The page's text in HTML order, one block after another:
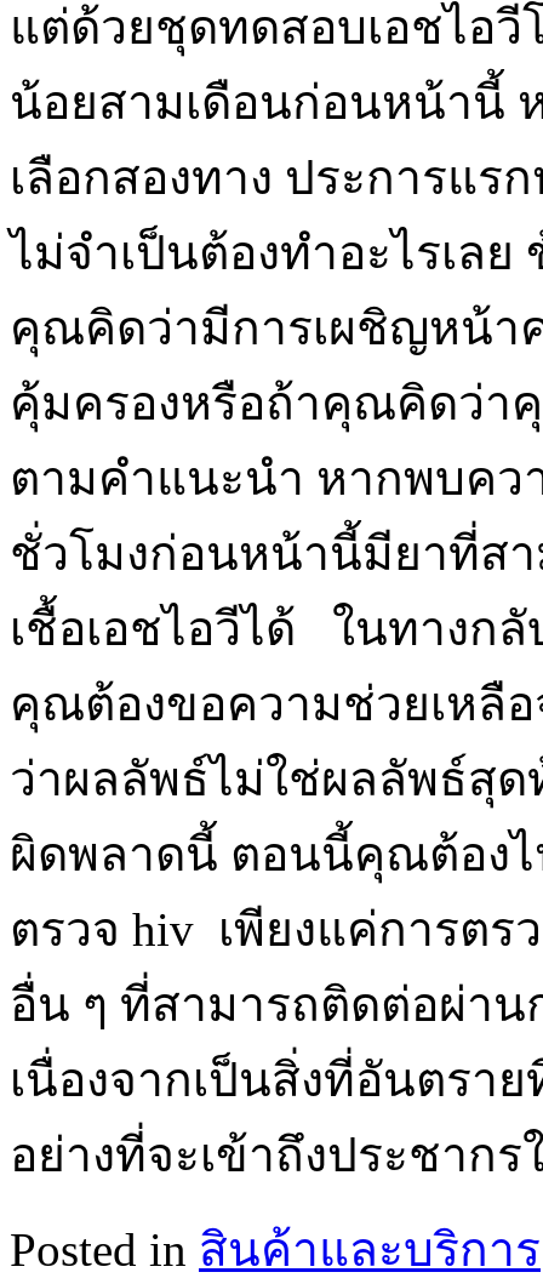
แต่ด้วยชุดทดสอบเอชไอวี
น้อยสามเดือนก่อนหน้านี้
เลือกสองทาง ประการแ
ไม่จำเป็นต้องทำอะไรเลย
คุณคิดว่ามีการเผชิญหน้า
คุ้มครองหรือถ้าคุณคิดว่า
ตามคำแนะนำ หากพบคว
ชั่วโมงก่อนหน้านี้มียาที่ส
เชื้อเอชไอวีได้ ในทางก
คุณต้องขอความช่วยเหลือ
ว่าผลลัพธ์ไม่ใช่ผลลัพธ์สุด
ผิดพลาดนี้ ตอนนี้คุณต้อง
ตรวจ hiv เพียงแค่การตร
อื่น ๆ ที่สามารถติดต่อผ่า
เนื่องจากเป็นสิ่งที่อันตรา
อย่างที่จะเข้าถึงประชากร
Posted in สินค้าและบริการ